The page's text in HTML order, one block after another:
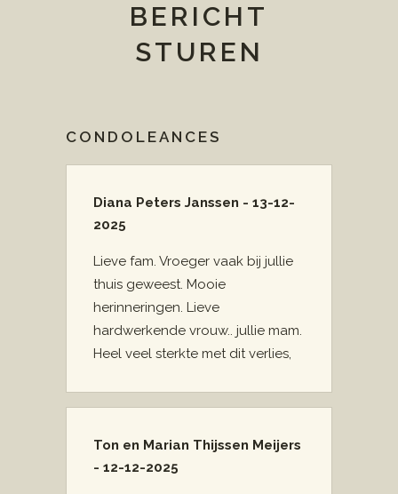
BERICHT
STUREN
CONDOLEANCES
Diana Peters Janssen - 13-12-
2025
Lieve fam. Vroeger vaak bij jullie
thuis geweest. Mooie
herinneringen. Lieve
hardwerkende vrouw.. jullie mam.
Heel veel sterkte met dit verlies,
Ton en Marian Thijssen Meijers
- 12-12-2025